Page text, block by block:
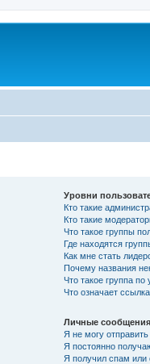
Уровни
Кто такие
Кто такие
Что такое группы
Где находятся
Как мне стать
Почему названия
Что такое группа
Что означает
Личные сообщения
Я не могу
Я постоянно
Я получил спам или